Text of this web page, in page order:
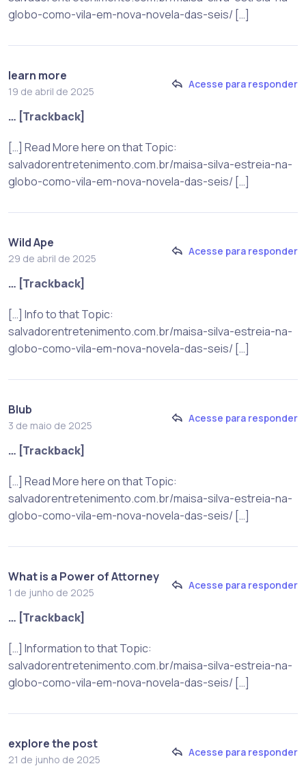
globo-como-vila-em-nova-novela-das-seis/ […]
learn more
19 de abril de 2025
Acesse para responder
… [Trackback]
[…] Read More here on that Topic:
salvadorentretenimento.com.br/maisa-silva-estreia-na-
globo-como-vila-em-nova-novela-das-seis/ […]
Wild Ape
29 de abril de 2025
Acesse para responder
… [Trackback]
[…] Info to that Topic:
salvadorentretenimento.com.br/maisa-silva-estreia-na-
globo-como-vila-em-nova-novela-das-seis/ […]
Blub
3 de maio de 2025
Acesse para responder
… [Trackback]
[…] Read More here on that Topic:
salvadorentretenimento.com.br/maisa-silva-estreia-na-
globo-como-vila-em-nova-novela-das-seis/ […]
What is a Power of Attorney
1 de junho de 2025
Acesse para responder
… [Trackback]
[…] Information to that Topic:
salvadorentretenimento.com.br/maisa-silva-estreia-na-
globo-como-vila-em-nova-novela-das-seis/ […]
explore the post
21 de junho de 2025
Acesse para responder